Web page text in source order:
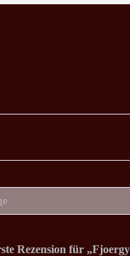
Rezension für